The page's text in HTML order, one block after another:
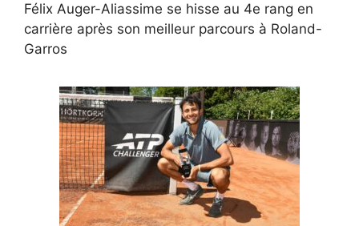
Félix Auger-Aliassime se hisse au 4e rang en
carrière après son meilleur parcours à Roland-
Garros